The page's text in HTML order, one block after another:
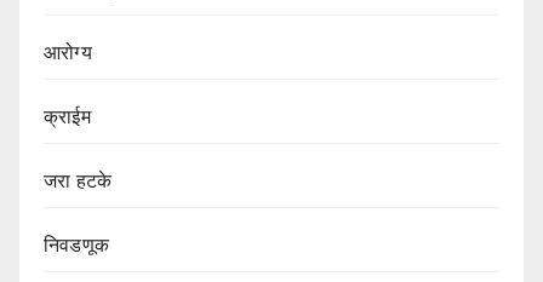
आरोग्य
क्राईम
जरा हटके
निवडणूक